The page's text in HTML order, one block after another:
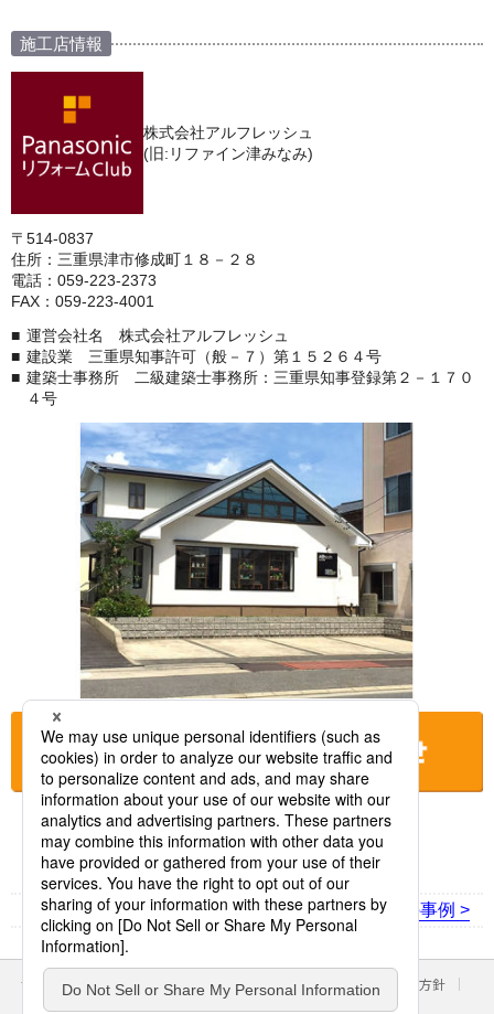
施工店情報
株式会社アルフレッシュ
(旧:リファイン津みなみ)
〒514-0837
住所：三重県津市修成町１８－２８
電話：059-223-2373
FAX：059-223-4001
運営会社名 株式会社アルフレッシュ
建設業 三重県知事許可（般－７）第１５２６４号
建築士事務所 二級建築士事務所：三重県知事登録第２－１７０
４号
お店に電話をする
< 前の事例 次の事例 >
サイトのご利用にあたって クッキーポリシー
個人情報保護方針
パナソニック ホールディングス